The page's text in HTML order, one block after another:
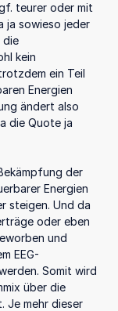
teurer oder mit
ja sowieso jeder
die
kein
ein Teil
Energien
ändert also
die Quote ja
der
Energien
steigen. Und da
oder eben
und
EEG-
Somit wird
über die
Je mehr dieser